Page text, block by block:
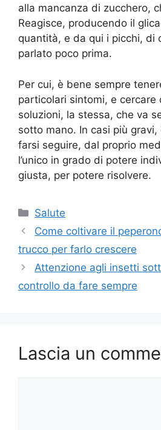
alla mancanza di zucchero,
Reagisce, producendo il
quantità, e da qui i picchi, di
parlato poco prima.
Per cui, è bene sempre
particolari sintomi, e cercare
soluzioni, la stessa, che va
sotto mano. In casi più
farsi seguire, dal proprio
l’unico in grado di potere
giusta, per potere risolvere.
Categorie
Salute
Come coltivare il
trucco per farlo crescere
Attenzione agli insetti
controllo da fare sempre
Lascia un